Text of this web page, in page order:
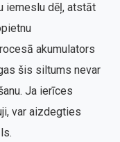
iemeslu dēļ, atstāt
akumulators
šis siltums nevar
Ja ierīces
var aizdegties